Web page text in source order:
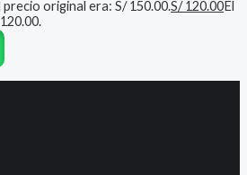
precio original era: S/ 150.00.S/120.00El